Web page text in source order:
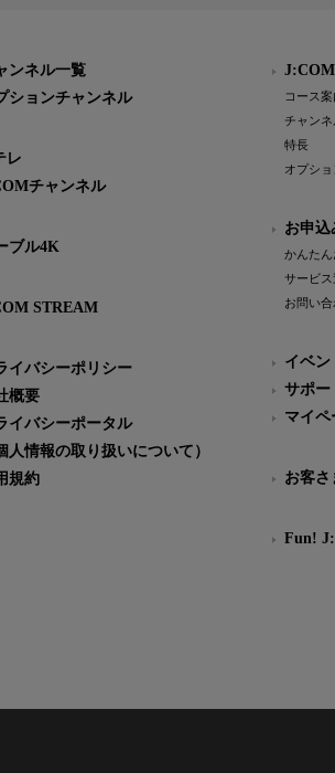
ンネル一覧
ションチャンネル
レ
チャンネル
ブル4K
STREAM
イバシーポリシー
概要
イバシーポータル
人情報の取り扱いについて）
規約
コース
チャン
特長
オプシ
お申込
かんた
サービ
お問い
イベン
サポー
マイペ
お客さ
Fun!